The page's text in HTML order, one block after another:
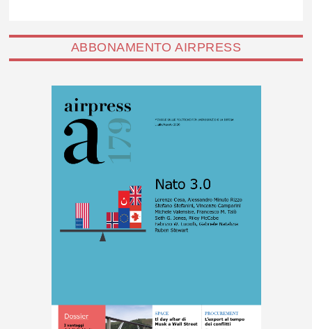
ABBONAMENTO AIRPRESS